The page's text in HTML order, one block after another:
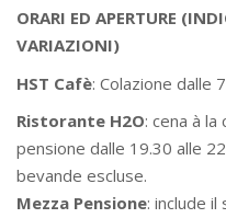
ORARI ED APERTURE
VARIAZIONI)
HST Cafè: Colazione dalle
Ristorante H2O: cena à
pensione dalle 19.30 alle
bevande escluse.
Mezza Pensione: include